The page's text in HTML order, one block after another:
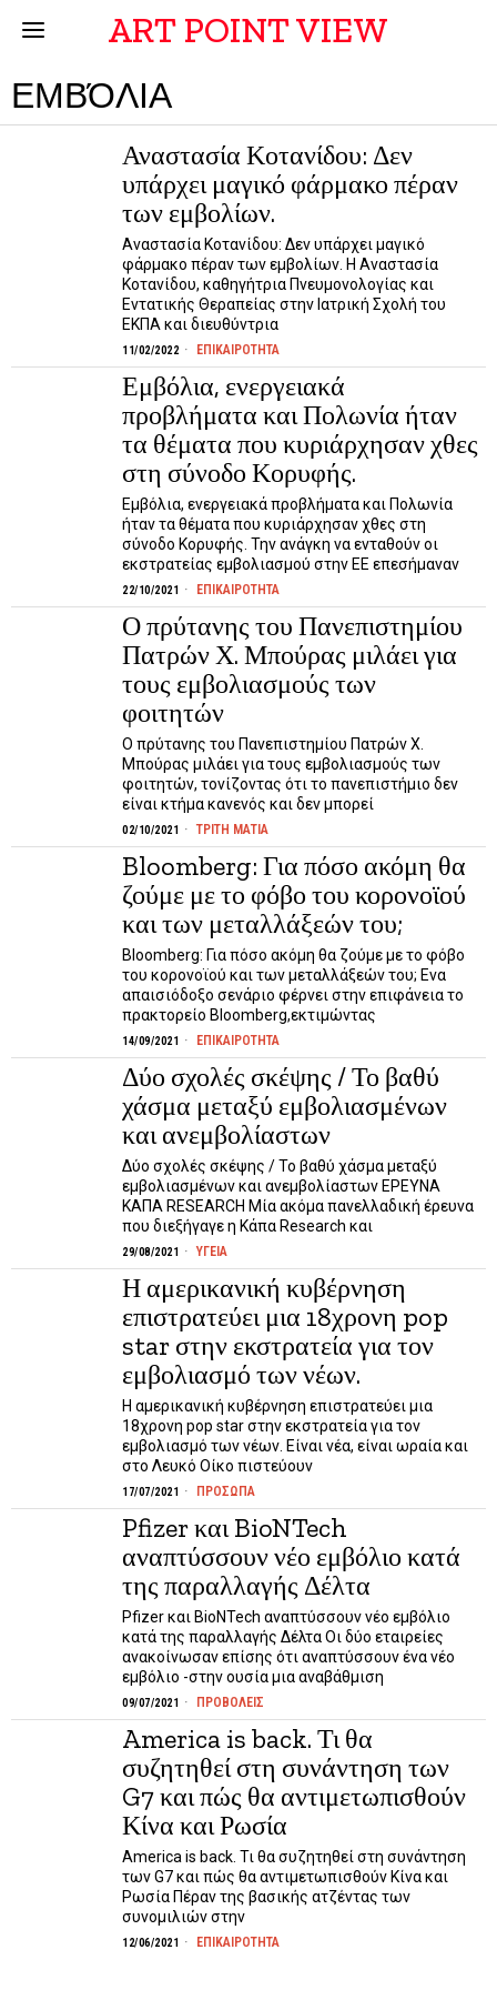
ART POINT VIEW
ΕΜΒΌΛΙΑ
Αναστασία Κοτανίδου: Δεν
υπάρχει μαγικό φάρμακο πέραν
των εμβολίων.
Αναστασία Κοτανίδου: Δεν υπάρχει μαγικό
φάρμακο πέραν των εμβολίων. Η Αναστασία
Κοτανίδου, καθηγήτρια Πνευμονολογίας και
Εντατικής Θεραπείας στην Ιατρική Σχολή του
ΕΚΠΑ και διευθύντρια
11/02/2022 ΕΠΙΚΑΙΡΟΤΗΤΑ
Εμβόλια, ενεργειακά
προβλήματα και Πολωνία ήταν
τα θέματα που κυριάρχησαν χθες
στη σύνοδο Κορυφής.
Εμβόλια, ενεργειακά προβλήματα και Πολωνία
ήταν τα θέματα που κυριάρχησαν χθες στη
σύνοδο Κορυφής. Την ανάγκη να ενταθούν οι
εκστρατείας εμβολιασμού στην ΕΕ επεσήμαναν
22/10/2021 ΕΠΙΚΑΙΡΟΤΗΤΑ
Ο πρύτανης του Πανεπιστημίου
Πατρών Χ. Μπούρας μιλάει για
τους εμβολιασμούς των
φοιτητών
Ο πρύτανης του Πανεπιστημίου Πατρών Χ.
Μπούρας μιλάει για τους εμβολιασμούς των
φοιτητών, τονίζοντας ότι το πανεπιστήμιο δεν
είναι κτήμα κανενός και δεν μπορεί
02/10/2021 ΤΡΙΤΗ ΜΑΤΙΑ
Bloomberg: Για πόσο ακόμη θα
ζούμε με το φόβο του κορονοϊού
και των μεταλλάξεών του;
Bloomberg: Για πόσο ακόμη θα ζούμε με το φόβο
του κορονοϊού και των μεταλλάξεών του; Ενα
απαισιόδοξο σενάριο φέρνει στην επιφάνεια το
πρακτορείο Bloomberg,εκτιμώντας
14/09/2021 ΕΠΙΚΑΙΡΟΤΗΤΑ
Δύο σχολές σκέψης / Το βαθύ
χάσμα μεταξύ εμβολιασμένων
και ανεμβολίαστων
Δύο σχολές σκέψης / Το βαθύ χάσμα μεταξύ
εμβολιασμένων και ανεμβολίαστων ΕΡΕΥΝΑ
ΚΑΠΑ RESEARCH Μία ακόμα πανελλαδική έρευνα
που διεξήγαγε η Κάπα Research και
29/08/2021 ΥΓΕΙΑ
Η αμερικανική κυβέρνηση
επιστρατεύει μια 18χρονη pop
star στην εκστρατεία για τον
εμβολιασμό των νέων.
Η αμερικανική κυβέρνηση επιστρατεύει μια
18χρονη pop star στην εκστρατεία για τον
εμβολιασμό των νέων. Είναι νέα, είναι ωραία και
στο Λευκό Οίκο πιστεύουν
17/07/2021 ΠΡΟΣΩΠΑ
Pfizer και BioNTech
αναπτύσσουν νέο εμβόλιο κατά
της παραλλαγής Δέλτα
Pfizer και BioNTech αναπτύσσουν νέο εμβόλιο
κατά της παραλλαγής Δέλτα Οι δύο εταιρείες
ανακοίνωσαν επίσης ότι αναπτύσσουν ένα νέο
εμβόλιο -στην ουσία μια αναβάθμιση
09/07/2021 ΠΡΟΒΟΛΕΙΣ
America is back. Τι θα
συζητηθεί στη συνάντηση των
G7 και πώς θα αντιμετωπισθούν
Κίνα και Ρωσία
America is back. Τι θα συζητηθεί στη συνάντηση
των G7 και πώς θα αντιμετωπισθούν Κίνα και
Ρωσία Πέραν της βασικής ατζέντας των
συνομιλιών στην
12/06/2021 ΕΠΙΚΑΙΡΟΤΗΤΑ